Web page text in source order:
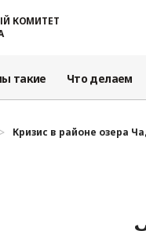
КОМИТЕТ
такие Что делаем
Кризис в районе озера